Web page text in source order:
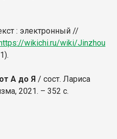
: электронный //
wikichi.ru/wiki/Jinzhou
А до Я / сост. Лариса
2021. – 352 с.